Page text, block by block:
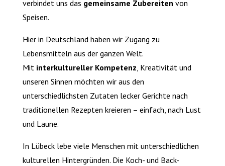
verbindet uns das gemeinsame Zubereiten von
Speisen.
Hier in Deutschland haben wir Zugang zu
Lebensmitteln aus der ganzen Welt.
Mit interkultureller Kompetenz, Kreativität und
unseren Sinnen möchten wir aus den
unterschiedlichsten Zutaten lecker Gerichte nach
traditionellen Rezepten kreieren – einfach, nach Lust
und Laune.
In Lübeck lebe viele Menschen mit unterschiedlichen
kulturellen Hintergründen. Die Koch- und Back-